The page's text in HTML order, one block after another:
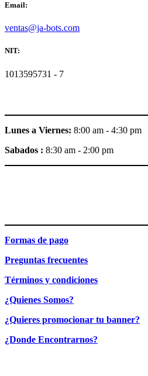
Email:
ventas@ja-bots.com
NIT:
1013595731 - 7
Lunes a Viernes: 8:00 am - 4:30 pm
Sabados : 8:30 am - 2:00 pm
Formas de pago
Preguntas frecuentes
Términos y condiciones
¿Quienes Somos?
¿Quieres promocionar tu banner?
¿Donde Encontrarnos?